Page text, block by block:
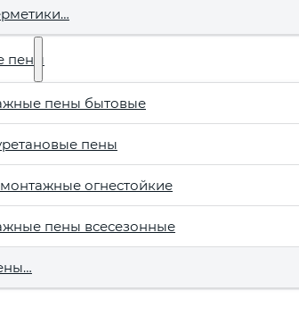
пены
пены бытовые
пены
огнестойкие
пены всесезонные